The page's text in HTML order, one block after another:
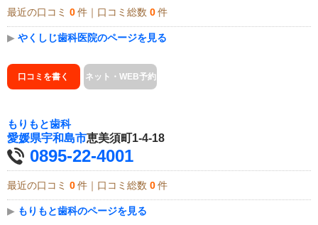
最近の口コミ 0 件｜口コミ総数 0 件
▶ やくしじ歯科医院のページを見る
口コミを書く ネット・WEB予約
もりもと歯科
愛媛県宇和島市恵美須町1-4-18
0895-22-4001
最近の口コミ 0 件｜口コミ総数 0 件
▶ もりもと歯科のページを見る